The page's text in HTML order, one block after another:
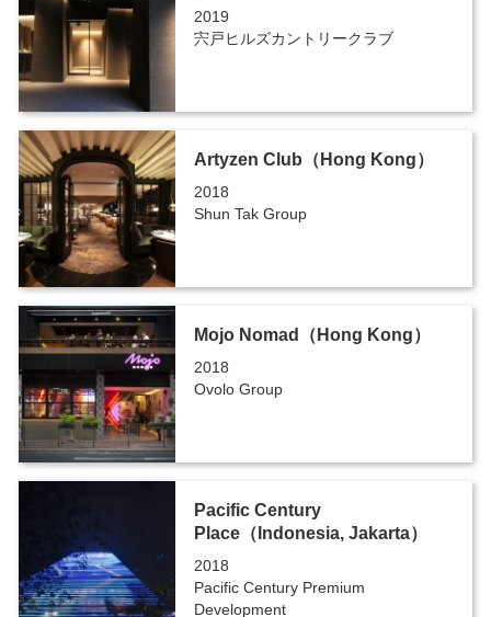
2019
宍戸ヒルズカントリークラブ
Artyzen Club（Hong Kong）
2018
Shun Tak Group
Mojo Nomad（Hong Kong）
2018
Ovolo Group
Pacific Century
Place（Indonesia, Jakarta）
2018
Pacific Century Premium
Development